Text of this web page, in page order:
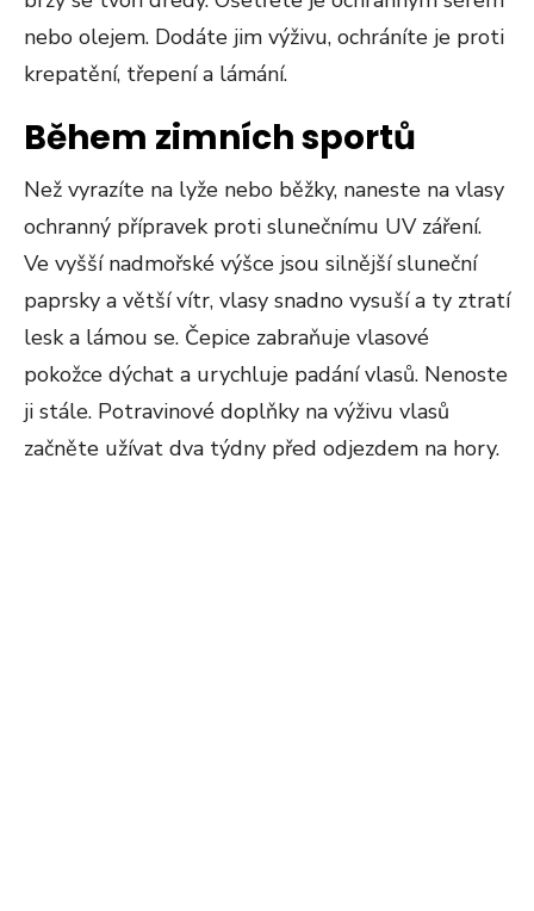
nebo olejem. Dodáte jim výživu, ochráníte je proti
krepatění, třepení a lámání.
Během zimních sportů
Než vyrazíte na lyže nebo běžky, naneste na vlasy
ochranný přípravek proti slunečnímu UV záření.
Ve vyšší nadmořské výšce jsou silnější sluneční
paprsky a větší vítr, vlasy snadno vysuší a ty ztratí
lesk a lámou se. Čepice zabraňuje vlasové
pokožce dýchat a urychluje padání vlasů. Nenoste
ji stále. Potravinové doplňky na výživu vlasů
začněte užívat dva týdny před odjezdem na hory.